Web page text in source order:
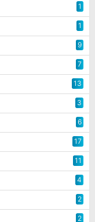
1
1
9
7
13
3
6
17
11
4
2
2